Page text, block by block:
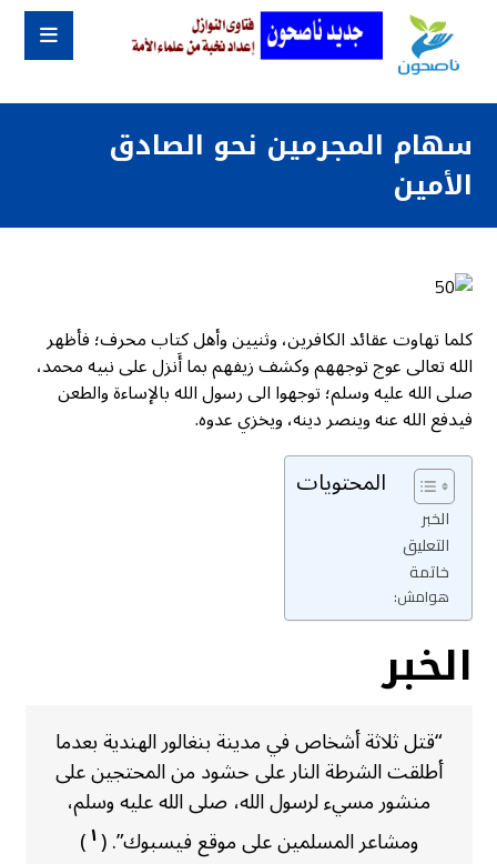
سهام المجرمين نحو الصادق
الأمين
كلما تهاوت عقائد الكافرين، وثنيين وأهل كتاب محرف؛ فأظهر
الله تعالى عوج توجههم وكشف زيفهم بما أَنزل على نبيه محمد،
صلى الله عليه وسلم؛ توجهوا الى رسول الله بالإساءة والطعن
فيدفع الله عنه وينصر دينه، ويخزي عدوه.
المحتويات
الخبر
التعليق
خاتمة
هوامش:
الخبر
“قتل ثلاثة أشخاص في مدينة بنغالور الهندية بعدما
أطلقت الشرطة النار على حشود من المحتجين على
منشور مسيء لرسول الله، صلى الله عليه وسلم،
ومشاعر المسلمين على موقع فيسبوك”. (١)